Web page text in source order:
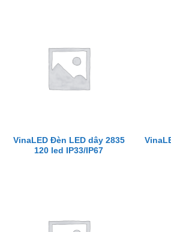
VinaLED Đèn LED dây 2835
120 led IP33/IP67